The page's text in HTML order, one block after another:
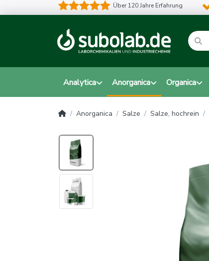
Über 120 Jahre Erfahrung
Analytica Anorganica Organica
Anorganica Salze Salze, hochrein